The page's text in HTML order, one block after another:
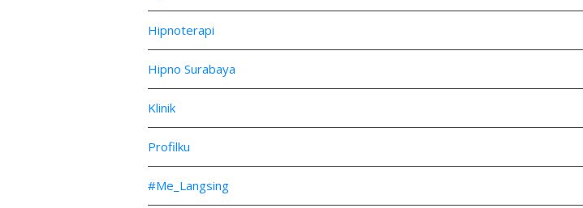
Hipnoterapi
Hipno Surabaya
Klinik
Profilku
#Me_Langsing